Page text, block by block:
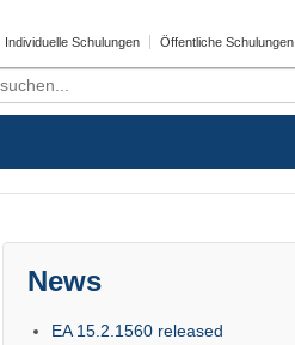
Individuelle Schulungen Öffentliche Schulungen
News
EA 15.2.1560 released